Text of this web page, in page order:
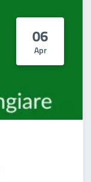
06
Apr